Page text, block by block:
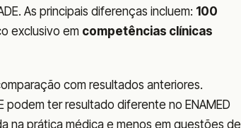
As principais diferenças incluem: 100
exclusivo em competências clínicas
com resultados anteriores.
podem ter resultado diferente no ENAMED
na prática médica e menos em questões de